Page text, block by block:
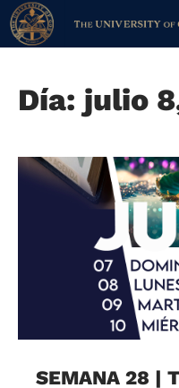
Día: julio
SEMANA 28 |